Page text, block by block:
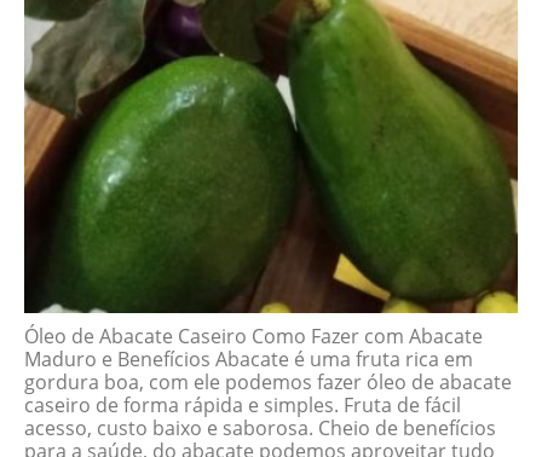
Óleo de Abacate Caseiro Como Fazer com Abacate
Maduro e Benefícios Abacate é uma fruta rica em
gordura boa, com ele podemos fazer óleo de abacate
caseiro de forma rápida e simples. Fruta de fácil
acesso, custo baixo e saborosa. Cheio de benefícios
para a saúde, do abacate podemos aproveitar tudo